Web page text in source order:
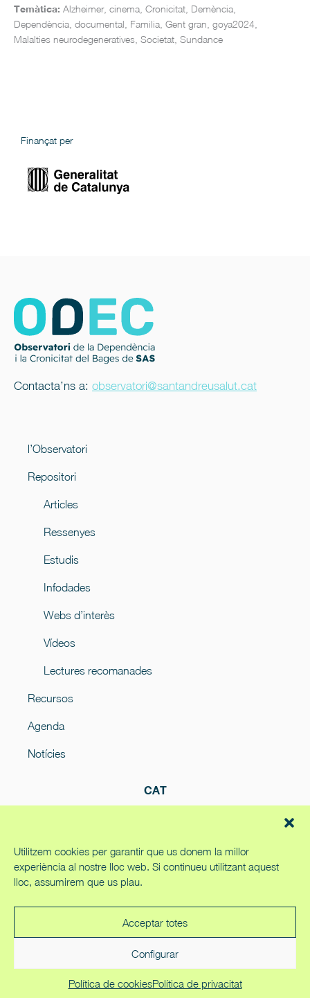
Utilitzem cookies per garantir que us donem la millor
experiència al nostre lloc web. Si continueu utilitzant aquest
lloc, assumirem que us plau.
Acceptar totes
Configurar
Política de cookiesPolítica de privacitat
Temàtica: Alzheimer, cinema, Cronicitat, Demència,
Dependència, documental, Familia, Gent gran, goya2024,
Malalties neurodegeneratives, Societat, Sundance
Finançat per
Contacta’ns a: observatori@santandreusalut.cat
l’Observatori
Repositori
Articles
Ressenyes
Estudis
Infodades
Webs d’interès
Vídeos
Lectures recomanades
Recursos
Agenda
Notícies
CAT
Política de cookies Política de privacitat
ODEC2023